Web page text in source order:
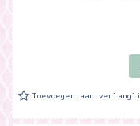
Toevoegen aan